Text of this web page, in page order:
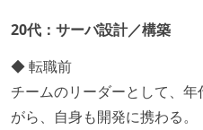
20代：サーバ設計／構築
◆ 転職前
チームのリーダーとして、
がら、自身も開発に携わる。